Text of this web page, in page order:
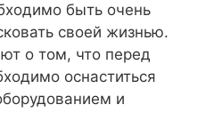
быть очень
своей жизнью.
о том, что перед
оснаститься
и